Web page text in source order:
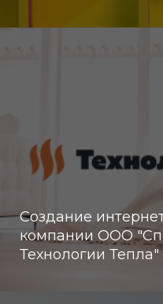
Создание
компании ООО
Технологии Тепла"